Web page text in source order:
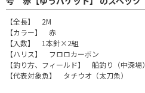
【全長】 2M
【カラー】 赤
【入数】 1本針×2組
【ハリス】 フロロカーボン
【釣り方、フィールド】 船釣り（中深場）
【代表対象魚】 タチウオ（太刀魚）